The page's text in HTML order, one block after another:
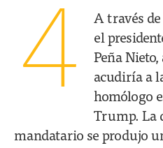
4
A través
el
Peña
acudiría a
homólogo
Trump. La
mandatario se produjo